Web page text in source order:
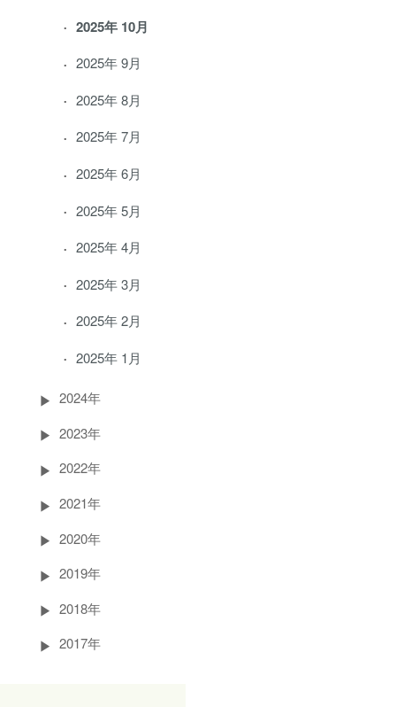
2025年 10月
2025年 9月
2025年 8月
2025年 7月
2025年 6月
2025年 5月
2025年 4月
2025年 3月
2025年 2月
2025年 1月
2024年
2023年
2022年
2021年
2020年
2019年
2018年
2017年